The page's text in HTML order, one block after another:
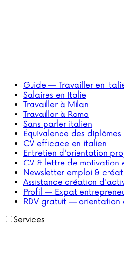
Guide — Travailler en
Salaires en Italie
Travailler à Milan
Travailler à Rome
Sans parler italien
Équivalence des diplômes
CV efficace en italien
Entretien d'orientation
CV & lettre de motivation
Newsletter emploi &
Assistance création
Profil — Expat
RDV gratuit — orientation
Services